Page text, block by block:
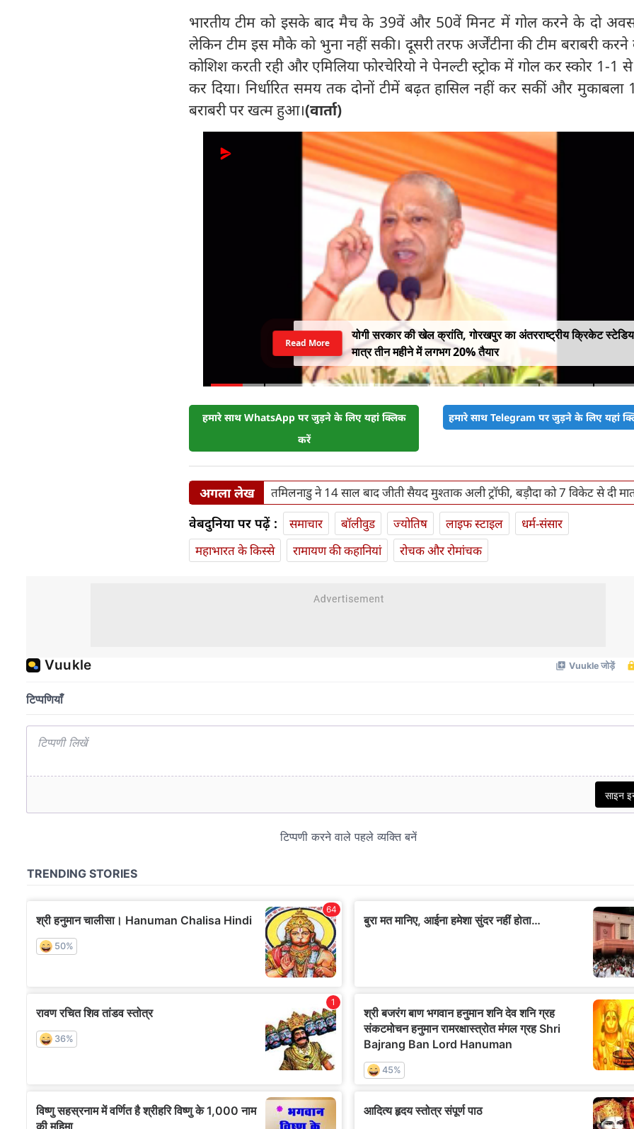
भारतीय टीम को इसके बाद मैच के 39वें और 50वें मिनट में गोल करने के दो
लेकिन टीम इस मौके को भुना नहीं सकी। दूसरी तरफ अर्जेंटीना की टीम बराबरी करने
कोशिश करती रही और एमिलिया फोरचेरियो ने पेनल्टी स्ट्रोक में गोल कर स्कोर 1-1
कर दिया। निर्धारित समय तक दोनों टीमें बढ़त हासिल नहीं कर सकीं और मुकाबला
बराबरी पर खत्म हुआ।(वार्ता)
योगी सरकार की खेल क्रांति, गोरखपुर का अंतरराष्ट्रीय क्रिकेट
मात्र तीन महीने में लगभग 20% तैयार
Read More
हमारे साथ WhatsApp पर जुड़ने के लिए यहां क्लिक
करें
हमारे साथ Telegram पर जुड़ने के लिए यहां
अगला लेख तमिलनाडु ने 14 साल बाद जीती सैयद मुश्ताक अली ट्रॉफी, बड़ौदा को 7 विकेट से दी
वेबदुनिया पर पढ़ें : समाचार बॉलीवुड ज्योतिष लाइफ स्‍टाइल
धर्म-संसार
महाभारत के किस्से
रामायण की कहानियां रोचक और रोमांचक